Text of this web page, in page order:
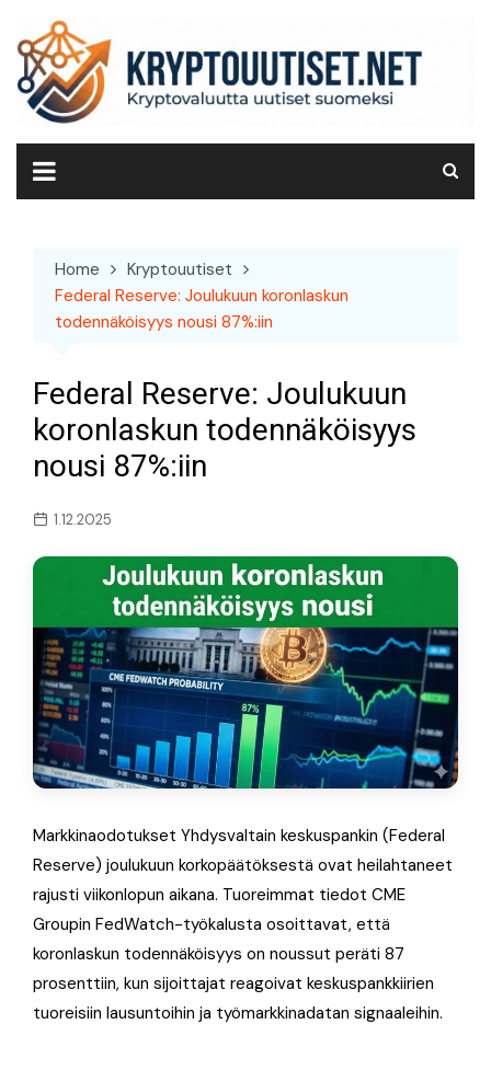
content
Home
Kryptouutiset
Federal Reserve: Joulukuun koronlaskun
todennäköisyys nousi 87%:iin
Federal Reserve: Joulukuun
koronlaskun todennäköisyys
nousi 87%:iin
1.12.2025
Markkinaodotukset Yhdysvaltain keskuspankin (Federal
Reserve) joulukuun korkopäätöksestä ovat heilahtaneet
rajusti viikonlopun aikana. Tuoreimmat tiedot CME
Groupin FedWatch-työkalusta osoittavat, että
koronlaskun todennäköisyys on noussut peräti 87
prosenttiin, kun sijoittajat reagoivat keskuspankkiirien
tuoreisiin lausuntoihin ja työmarkkinadatan signaaleihin.